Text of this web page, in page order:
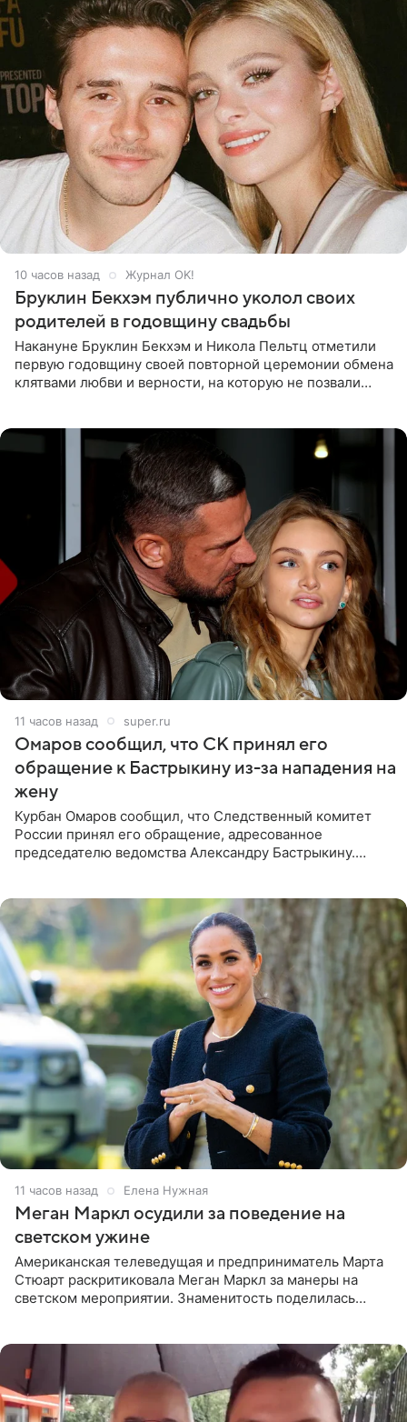
10 часов назад Журнал OK!
Бруклин Бекхэм публично уколол своих
родителей в годовщину свадьбы
Накануне Бруклин Бекхэм и Никола Пельтц отметили
первую годовщину своей повторной церемонии обмена
клятвами любви и верности, на которую не позвали
11 часов назад super.ru
Омаров сообщил, что СК принял его
обращение к Бастрыкину из-за нападения на
жену
Курбан Омаров сообщил, что Следственный комитет
России принял его обращение, адресованное
председателю ведомства Александру Бастрыкину.
11 часов назад Елена Нужная
Меган Маркл осудили за поведение на
светском ужине
Американская телеведущая и предприниматель Марта
Стюарт раскритиковала Меган Маркл за манеры на
светском мероприятии. Знаменитость поделилась